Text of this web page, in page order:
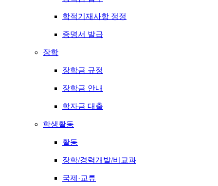
학적기재사항 정정
증명서 발급
장학
장학금 규정
장학금 안내
학자금 대출
학생활동
활동
장학/경력개발/비교과
국제·교류